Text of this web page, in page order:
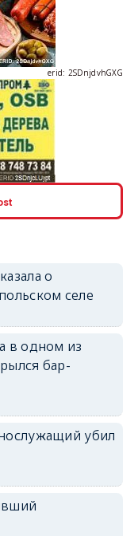
erid: 2SDnjdvhGXG
erid: 2SDnjcLUypt
erid: 2SDnjcrDNw6
о
селе
в одном из
бар-
убил